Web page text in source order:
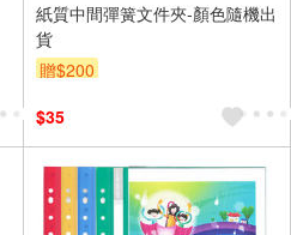
紙質中間彈簧文件夾-顏色隨機出
貨
贈$200
$35